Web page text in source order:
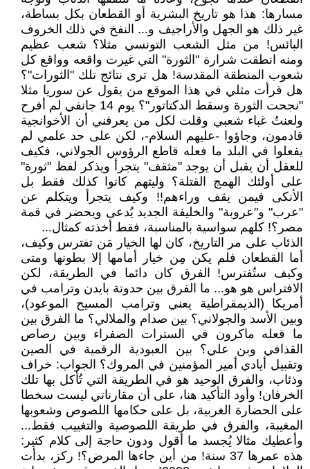
مسارها: هذا هو تاريخ البشرية أو القطعان بكل بساطة،
غير ذلك هو الجهل والأراجيف و... النفخ في ذلك الخروف
البائس! من مثل الشعب التونسي مثلا؟ شعب عظيم
ومنه انطقت شرارة "الثورة" التي غيرت واقعه وواقع كل
شعوب المنطقة المقدسة! هل ترى نتائج تلك "الثورات"؟
هل قرأت مثلي في هذا الموقع من يقول عن سوريا مثلا
"نجحت الثورة وسقط الدكتاتور"؟ يوم 14 جانفي لم أفرح
ولعنتُ غباء شعبي وقلت لكل من يعرفني أن الأخوانجية
قادمون، وجاؤوا -عليهم السلام-، لكن على حد علمي لم
يفعلوا في البلد ما فعله قاطع الرؤوس الجولاني، فكيف
للعقل أن يقبل أن يوجد "مثقف" يتجرأ ويذكر لفظ "ثورة"
على أولئك الهمج القتلة؟ وليتهم كانوا كذلك فقط بل
الأنكى فيمن يقف وراءهم!! وكيف يتجرأ ويتكلم عن
"عرب" و"عروبة" والخليفة الجديد يُدعى ويحضر في قمة
مصر؟! كلهم سواسية بالمناسبة، فقط أخذته كمثال...
الذئاب على مر التاريخ، كان لها الخيار مَن تفترس وكيف،
أما القطعان فلم يكن مِن خيار أمامها إلا بطونها ومتى
وكيف ستُفترس! الفرق كان دائما في الطريقة، لكن
الافتراس هو هو... ما الفرق بين حدوتة بايدن وترامب في
أمريكا (الديمقراطية يعني وترامب المسيح الموعود)،
وبين الأسد والجولاني؟ بين صدام والملالي؟ ما الفرق بين
ما فعله ماكرون في السترات الصفراء وبين رصاص
القذافي وبن علي؟ بين العبودية الرقمية في الصين
وتقبيل أيادي أمير المؤمنين في المروك؟ الجواب: خراف
وذئاب، والفرق الوحيد هو في الطريقة التي تُأكل بها تلك
الخرفان! وأود التأكيد هنا، على أن مقارناتي ليست سخطا
على الحضارة الغربية، بل على حكامها اللصوص وشعوبها
المغيبة، والفرق في طريقة اللصوصية والتغييب فقط...
وأعطيك مثالا يُجسد ما أقول ودون حاجة إلى كلام كثير:
هذه عمرها 37 سنة! من أين جاءها المرض؟! ركز، بدأت